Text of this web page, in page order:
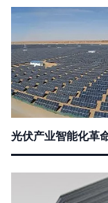
光伏产业智能化革